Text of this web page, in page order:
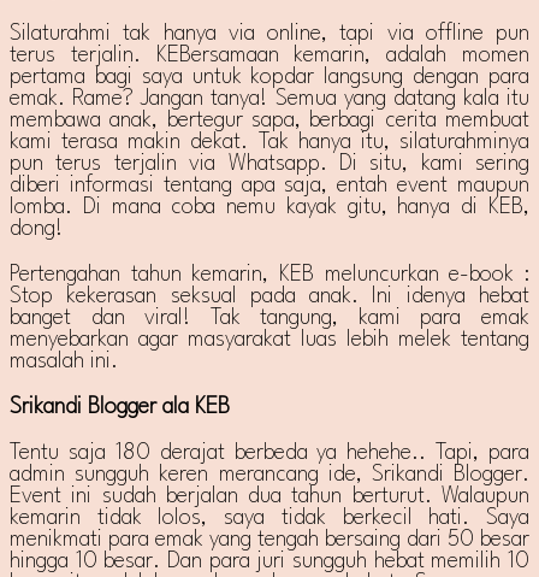
Silaturahmi tak hanya via online, tapi via offline pun
terus terjalin. KEBersamaan kemarin, adalah momen
pertama bagi saya untuk kopdar langsung dengan para
emak. Rame? Jangan tanya! Semua yang datang kala itu
membawa anak, bertegur sapa, berbagi cerita membuat
kami terasa makin dekat. Tak hanya itu, silaturahminya
pun terus terjalin via Whatsapp. Di situ, kami sering
diberi informasi tentang apa saja, entah event maupun
lomba. Di mana coba nemu kayak gitu, hanya di KEB,
dong!
Pertengahan tahun kemarin, KEB meluncurkan e-book :
Stop kekerasan seksual pada anak. Ini idenya hebat
banget dan viral! Tak tangung, kami para emak
menyebarkan agar masyarakat luas lebih melek tentang
masalah ini.
Srikandi Blogger ala KEB
Tentu saja 180 derajat berbeda ya hehehe.. Tapi, para
admin sungguh keren merancang ide, Srikandi Blogger.
Event ini sudah berjalan dua tahun berturut. Walaupun
kemarin tidak lolos, saya tidak berkecil hati. Saya
menikmati para emak yang tengah bersaing dari 50 besar
hingga 10 besar. Dan para juri sungguh hebat memilih 10